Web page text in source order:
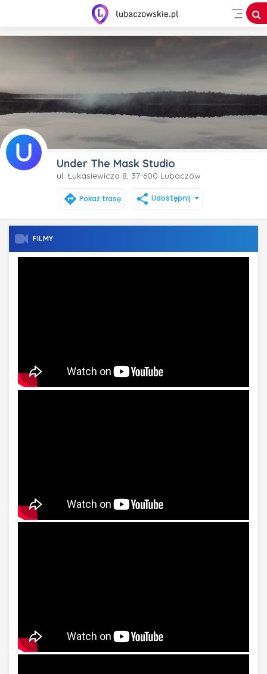
Under The Mask Studio
ul. Łukasiewicza 8, 37-600 Lubaczów
directions Pokaż trasę share Udostępnij
FILMY